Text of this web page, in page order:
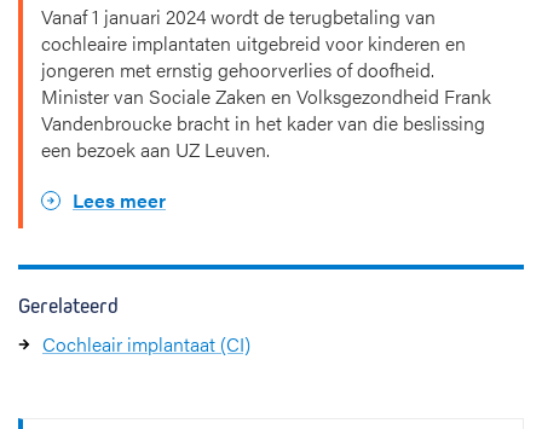
Vanaf 1 januari 2024 wordt de terugbetaling van
cochleaire implantaten uitgebreid voor kinderen en
jongeren met ernstig gehoorverlies of doofheid.
Minister van Sociale Zaken en Volksgezondheid Frank
Vandenbroucke bracht in het kader van die beslissing
een bezoek aan UZ Leuven.
Lees meer
Gerelateerd
Cochleair implantaat (CI)